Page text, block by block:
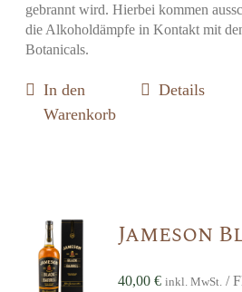
gebrannt wird. Hierbei kommen
die Alkoholdämpfe in Kontakt mit
Botanicals.
In den
Warenkorb
Details
Jameson
40,00€ inkl. MwSt. /